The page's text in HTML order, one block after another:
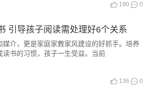
190 0
引导孩子阅读需处理好6个关系
介，更是家庭家教家风建设的好抓手。培养
书的习惯，孩子一生受益。当前
136 0